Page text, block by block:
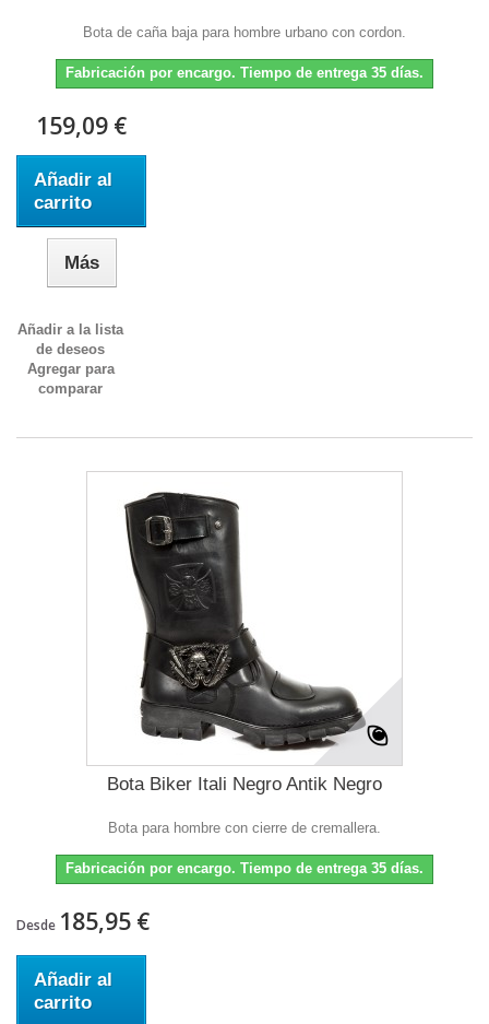
Bota de caña baja para hombre urbano con cordon.
Fabricación por encargo. Tiempo de entrega 35 días.
159,09 €
Añadir al
carrito
Más
Añadir a la lista
de deseos
Agregar para
comparar
Bota Biker Itali Negro Antik Negro
Bota para hombre con cierre de cremallera.
Fabricación por encargo. Tiempo de entrega 35 días.
Desde 185,95 €
Añadir al
carrito